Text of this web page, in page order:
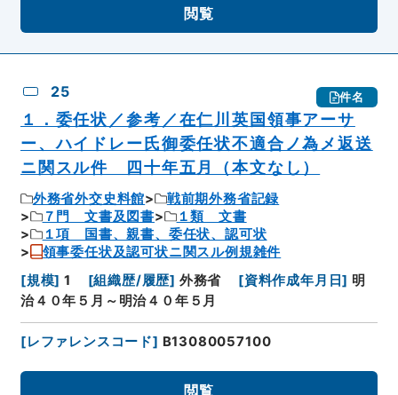
閲覧
25 件名
１．委任状／参考／在仁川英国領事アーサ
ー、ハイドレー氏御委任状不適合ノ為メ返送
ニ関スル件 四十年五月（本文なし）
外務省外交史料館
戦前期外務省記録
７門 文書及図書
１類 文書
１項 国書、親書、委任状、認可状
領事委任状及認可状ニ関スル例規雑件
[規模] 1 [組織歴/履歴] 外務省 [資料作成年月日] 明
治４０年５月～明治４０年５月
[レファレンスコード] B13080057100
閲覧